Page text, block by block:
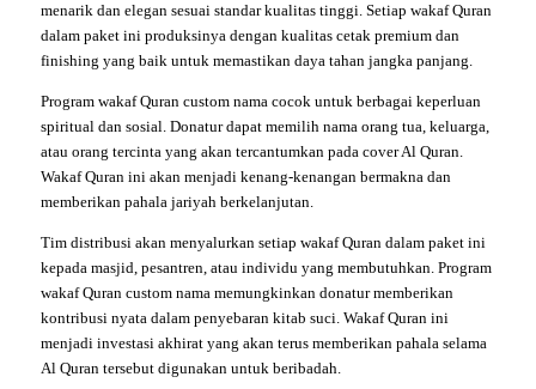
menarik dan elegan sesuai standar kualitas tinggi. Setiap wakaf Quran
dalam paket ini produksinya dengan kualitas cetak premium dan
finishing yang baik untuk memastikan daya tahan jangka panjang.
Program wakaf Quran custom nama cocok untuk berbagai keperluan
spiritual dan sosial. Donatur dapat memilih nama orang tua, keluarga,
atau orang tercinta yang akan tercantumkan pada cover Al Quran.
Wakaf Quran ini akan menjadi kenang-kenangan bermakna dan
memberikan pahala jariyah berkelanjutan.
Tim distribusi akan menyalurkan setiap wakaf Quran dalam paket ini
kepada masjid, pesantren, atau individu yang membutuhkan. Program
wakaf Quran custom nama memungkinkan donatur memberikan
kontribusi nyata dalam penyebaran kitab suci. Wakaf Quran ini
menjadi investasi akhirat yang akan terus memberikan pahala selama
Al Quran tersebut digunakan untuk beribadah.